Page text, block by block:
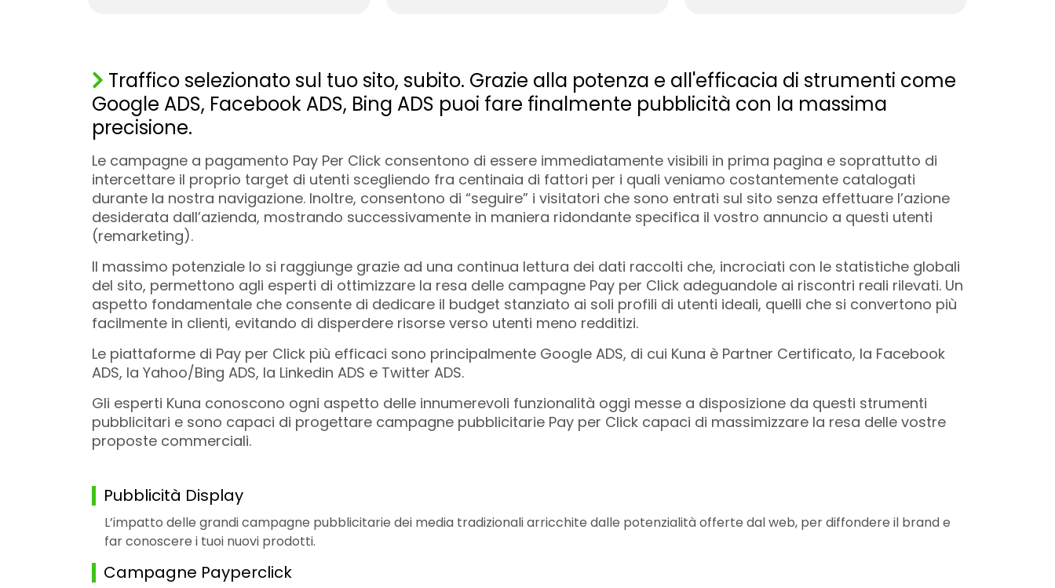
Traffico selezionato sul tuo sito, subito. Grazie alla potenza e all'efficacia di strumenti come
Google ADS, Facebook ADS, Bing ADS puoi fare finalmente pubblicità con la massima
precisione.
Le campagne a pagamento Pay Per Click consentono di essere immediatamente visibili in prima pagina e soprattutto di
intercettare il proprio target di utenti scegliendo fra centinaia di fattori per i quali veniamo costantemente catalogati
durante la nostra navigazione. Inoltre, consentono di “seguire” i visitatori che sono entrati sul sito senza effettuare l’azione
desiderata dall’azienda, mostrando successivamente in maniera ridondante specifica il vostro annuncio a questi utenti
(remarketing).
Il massimo potenziale lo si raggiunge grazie ad una continua lettura dei dati raccolti che, incrociati con le statistiche globali
del sito, permettono agli esperti di ottimizzare la resa delle campagne Pay per Click adeguandole ai riscontri reali rilevati. Un
aspetto fondamentale che consente di dedicare il budget stanziato ai soli profili di utenti ideali, quelli che si convertono più
facilmente in clienti, evitando di disperdere risorse verso utenti meno redditizi.
Le piattaforme di Pay per Click più efficaci sono principalmente Google ADS, di cui Kuna è Partner Certificato, la Facebook
ADS, la Yahoo/Bing ADS, la Linkedin ADS e Twitter ADS.
Gli esperti Kuna conoscono ogni aspetto delle innumerevoli funzionalità oggi messe a disposizione da questi strumenti
pubblicitari e sono capaci di progettare campagne pubblicitarie Pay per Click capaci di massimizzare la resa delle vostre
proposte commerciali.
Pubblicità Display
L’impatto delle grandi campagne pubblicitarie dei media tradizionali arricchite dalle potenzialità offerte dal web, per diffondere il brand e
far conoscere i tuoi nuovi prodotti.
Campagne Payperclick